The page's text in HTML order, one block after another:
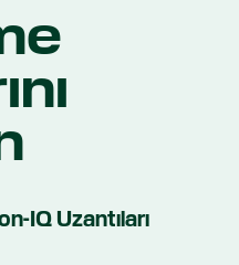
IQ Uzantıları